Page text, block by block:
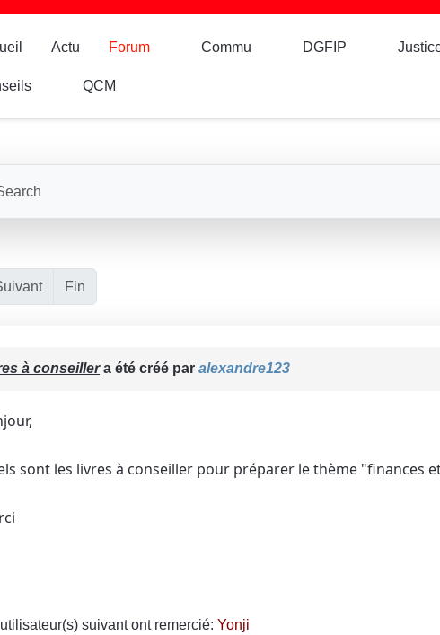
Actu Forum Commu DGFIP
QCM
Fin
à conseillera été créé par alexandre123
sont les livres à conseiller pour préparer le thème "finances
suivant ont remercié: Yonji